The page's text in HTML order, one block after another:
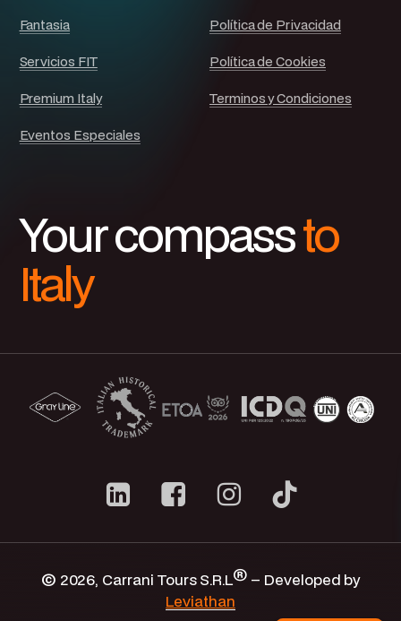
Fantasia
Servicios FIT
Premium Italy
Eventos Especiales
Política de Privacidad
Política de Cookies
Terminos y Condiciones
Your compassto
Italy
© 2026, Carrani Tours S.R.L® – Developed by
Leviathan
Sus opciones de privacidad